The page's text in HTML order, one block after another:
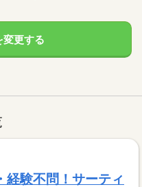
変更する
経験不問！サーティ